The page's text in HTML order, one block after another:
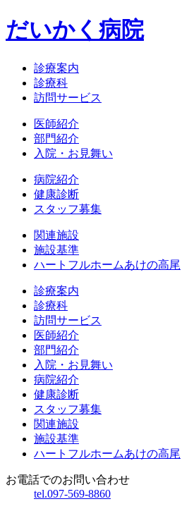
だいかく病院
診療案内
診療科
訪問サービス
医師紹介
部門紹介
入院・お見舞い
病院紹介
健康診断
スタッフ募集
関連施設
施設基準
ハートフルホームあけの高尾
診療案内
診療科
訪問サービス
医師紹介
部門紹介
入院・お見舞い
病院紹介
健康診断
スタッフ募集
関連施設
施設基準
ハートフルホームあけの高尾
お電話でのお問い合わせ
tel.097-569-8860